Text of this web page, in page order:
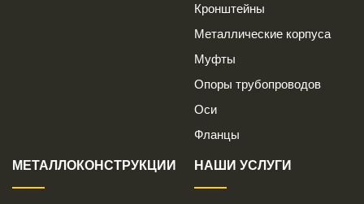
Кронштейны
Металлические корпуса
Муфты
Опоры трубопроводов
Оси
Фланцы
МЕТАЛЛОКОНСТРУКЦИИ НАШИ УСЛУГИ